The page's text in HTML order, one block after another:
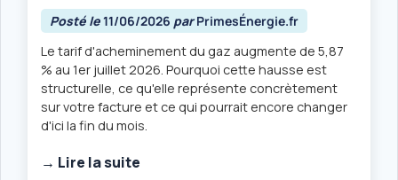
Posté le11/06/2026 parPrimesÉnergie.fr
Le tarif d'acheminement du gaz augmente de 5,87
% au 1er juillet 2026. Pourquoi cette hausse est
structurelle, ce qu'elle représente concrètement
sur votre facture et ce qui pourrait encore changer
d'ici la fin du mois.
→ Lire la suite